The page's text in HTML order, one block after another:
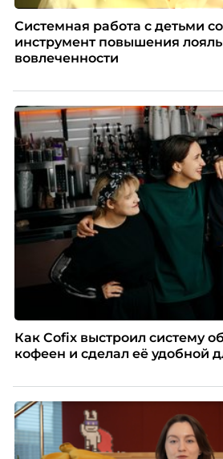
Системная работа с детьми
инструмент повышения
вовлеченности
Как Cofix выстроил систему
кофеен и сделал её удобной